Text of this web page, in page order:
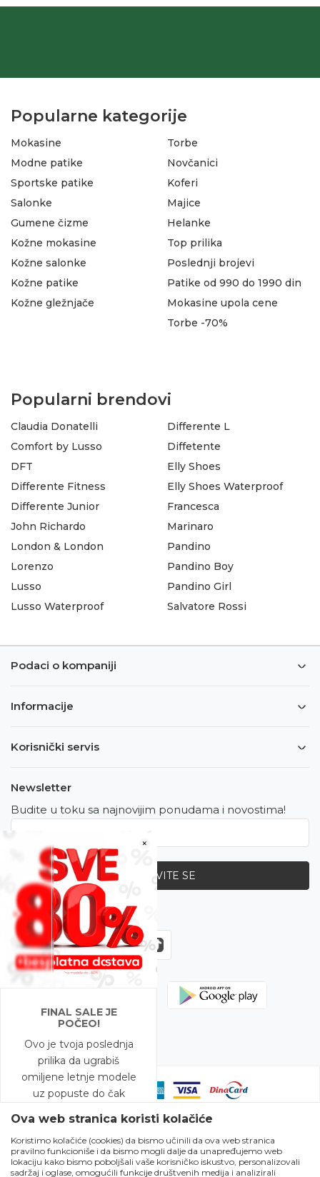
×
FINAL SALE JE
POČEO!
Ovo je tvoja poslednja
prilika da ugrabiš
omiljene letnje modele
uz popuste do čak
A to nije sve – na
modele snižene do
Popularne kategorije
Mokasine
Modne patike
Sportske patike
Salonke
Gumene čizme
Torbe
Novčanici
Koferi
Majice
Helanke
Kožne mokasine
Kožne salonke
Kožne patike
Kožne gležnjače
Top prilika
Poslednji brojevi
Patike od 990 do 1990 din
Mokasine upola cene
Torbe -70%
Popularni brendovi
Claudia Donatelli
Comfort by Lusso
DFT
Differente Fitness
Differente Junior
Differente L
Diffetente
Elly Shoes
Elly Shoes Waterproof
Francesca
John Richardo
London & London
Lorenzo
Lusso
Lusso Waterproof
Marinaro
Pandino
Pandino Boy
Pandino Girl
Salvatore Rossi
Podaci o kompaniji
Informacije
Korisnički servis
Newsletter
Budite u toku sa najnovijim ponudama i novostima!
PRIJAVITE SE
Zapratite nas
Nastojimo da budemo što precizniji u opisu proizvoda, prikazu slika i
samih cena, ali ne možemo garantovati da su sve informacije kompletne
Ova web stranica koristi kolačiće
Koristimo kolačiće (cookies) da bismo učinili da ova web stranica
pravilno funkcioniše i da bismo mogli dalje da unapređujemo web
lokaciju kako bismo poboljšali vaše korisničko iskustvo, personalizovali
sadržaj i oglase, omogućili funkcije društvenih medija i analizirali